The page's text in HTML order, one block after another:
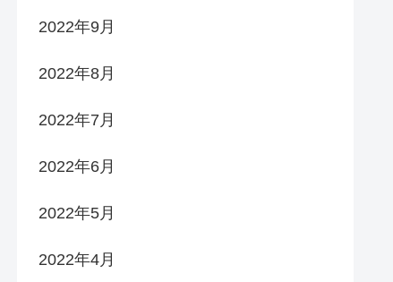
2022年9月
2022年8月
2022年7月
2022年6月
2022年5月
2022年4月